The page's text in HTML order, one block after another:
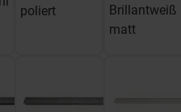
poliert
Brillantweiß
matt